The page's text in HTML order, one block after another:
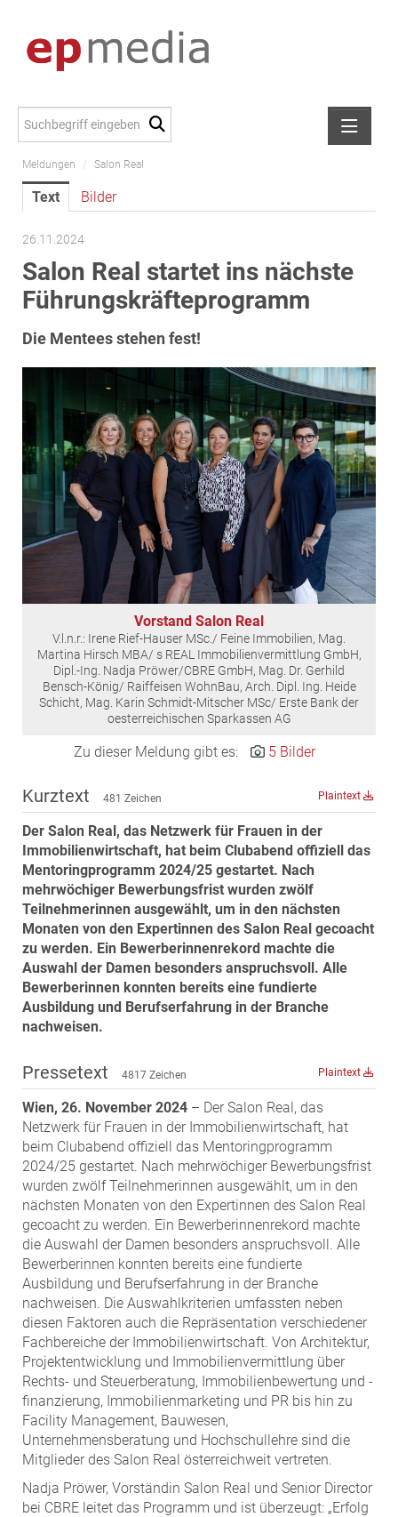
Meldungen
Alexander Peer
amb Development
ATL Immoinvest
AURE Immobilien
Austria Sotheby's International Realty
City Park Vienna
CTP Österreich
EDEX Immobilien
EPHIC Group
epmedia Werbeagentur
ESTINA Immobilien
Grossmann + Kaswurm Immobilien
Gutwerk Immobilien Treuhand
HANDLER Gruppe
HARING Group + WINEGG Realitäten
HNP architects
IG Immobilien
IMMOcontract
MST Muhr
ÖKO-Wohnbau
PAYUCA
Raiffeisen Property Holding International
Salon Real
Savoir Vivre Group
Schwabenhaus
STEUP Realitäten
STIX + Partner
VÖPE Next
Verband Österreichischer Versicherungsmakler
Weinrauch Rechtsanwälte
WINEGG Realitäten
ZEHA Real Estate
Media
Pressekontakt
Meldungen / Salon Real
Text Bilder
26.11.2024
Salon Real startet ins nächste
Führungskräfteprogramm
Die Mentees stehen fest!
Vorstand Salon Real
V.l.n.r.: Irene Rief-Hauser MSc./ Feine Immobilien, Mag.
Martina Hirsch MBA/ s REAL Immobilienvermittlung GmbH,
Dipl.-Ing. Nadja Pröwer/CBRE GmbH, Mag. Dr. Gerhild
Bensch-König/ Raiffeisen WohnBau, Arch. Dipl. Ing. Heide
Schicht, Mag. Karin Schmidt-Mitscher MSc/ Erste Bank der
oesterreichischen Sparkassen AG
Zu dieser Meldung gibt es: 5 Bilder
Kurztext 481 Zeichen Plaintext
Der Salon Real, das Netzwerk für Frauen in der
Immobilienwirtschaft, hat beim Clubabend offiziell das
Mentoringprogramm 2024/25 gestartet. Nach
mehrwöchiger Bewerbungsfrist wurden zwölf
Teilnehmerinnen ausgewählt, um in den nächsten
Monaten von den Expertinnen des Salon Real gecoacht
zu werden. Ein Bewerberinnenrekord machte die
Auswahl der Damen besonders anspruchsvoll. Alle
Bewerberinnen konnten bereits eine fundierte
Ausbildung und Berufserfahrung in der Branche
nachweisen.
Pressetext 4817 Zeichen Plaintext
Wien, 26. November 2024 – Der Salon Real, das
Netzwerk für Frauen in der Immobilienwirtschaft, hat
beim Clubabend offiziell das Mentoringprogramm
2024/25 gestartet. Nach mehrwöchiger Bewerbungsfrist
wurden zwölf Teilnehmerinnen ausgewählt, um in den
nächsten Monaten von den Expertinnen des Salon Real
gecoacht zu werden. Ein Bewerberinnenrekord machte
die Auswahl der Damen besonders anspruchsvoll. Alle
Bewerberinnen konnten bereits eine fundierte
Ausbildung und Berufserfahrung in der Branche
nachweisen. Die Auswahlkriterien umfassten neben
diesen Faktoren auch die Repräsentation verschiedener
Fachbereiche der Immobilienwirtschaft. Von Architektur,
Projektentwicklung und Immobilienvermittlung über
Rechts- und Steuerberatung, Immobilienbewertung und -
finanzierung, Immobilienmarketing und PR bis hin zu
Facility Management, Bauwesen,
Unternehmensberatung und Hochschullehre sind die
Mitglieder des Salon Real österreichweit vertreten.
Nadja Pröwer, Vorständin Salon Real und Senior Director
bei CBRE leitet das Programm und ist überzeugt: „Erfolg